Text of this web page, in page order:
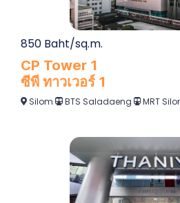
850 Baht/sq.m.
CP Tower 1
ซีพี ทาวเวอร์ 1
Silom BTS Saladaeng MRT